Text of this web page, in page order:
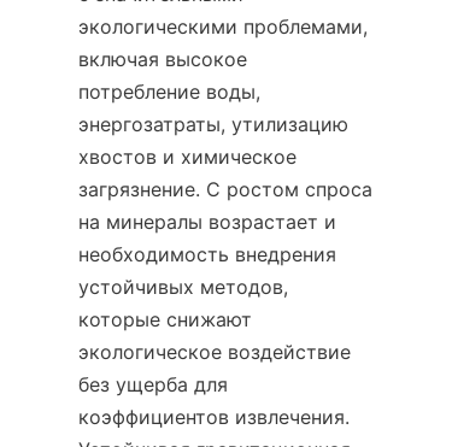
экологическими проблемами,
включая высокое
потребление воды,
энергозатраты, утилизацию
хвостов и химическое
загрязнение. С ростом спроса
на минералы возрастает и
необходимость внедрения
устойчивых методов,
которые снижают
экологическое воздействие
без ущерба для
коэффициентов извлечения.